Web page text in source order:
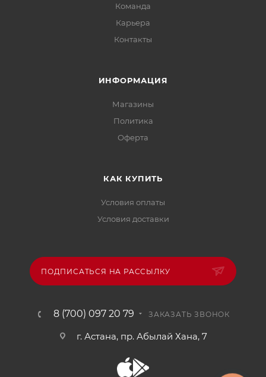
Команда
Карьера
Контакты
ИНФОРМАЦИЯ
Магазины
Политика
Офертa
КАК КУПИТЬ
Условия оплаты
Условия доставки
ПОДПИСАТЬСЯ НА РАССЫЛКУ
8 (700) 097 20 79 ЗАКАЗАТЬ ЗВОНОК
г. Астана, пр. Абылай Хана, 7